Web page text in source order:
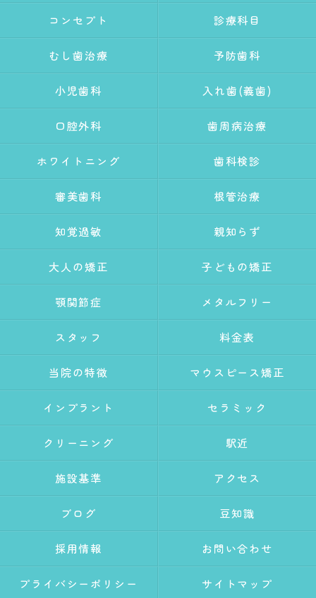
コンセプト 診療科目
むし歯治療 予防歯科
小児歯科 入れ歯(義歯)
口腔外科 歯周病治療
ホワイトニング 歯科検診
審美歯科 根管治療
知覚過敏 親知らず
大人の矯正 子どもの矯正
顎関節症 メタルフリー
スタッフ 料金表
当院の特徴 マウスピース矯正
インプラント セラミック
クリーニング 駅近
施設基準 アクセス
ブログ 豆知識
採用情報 お問い合わせ
プライバシーポリシー サイトマップ